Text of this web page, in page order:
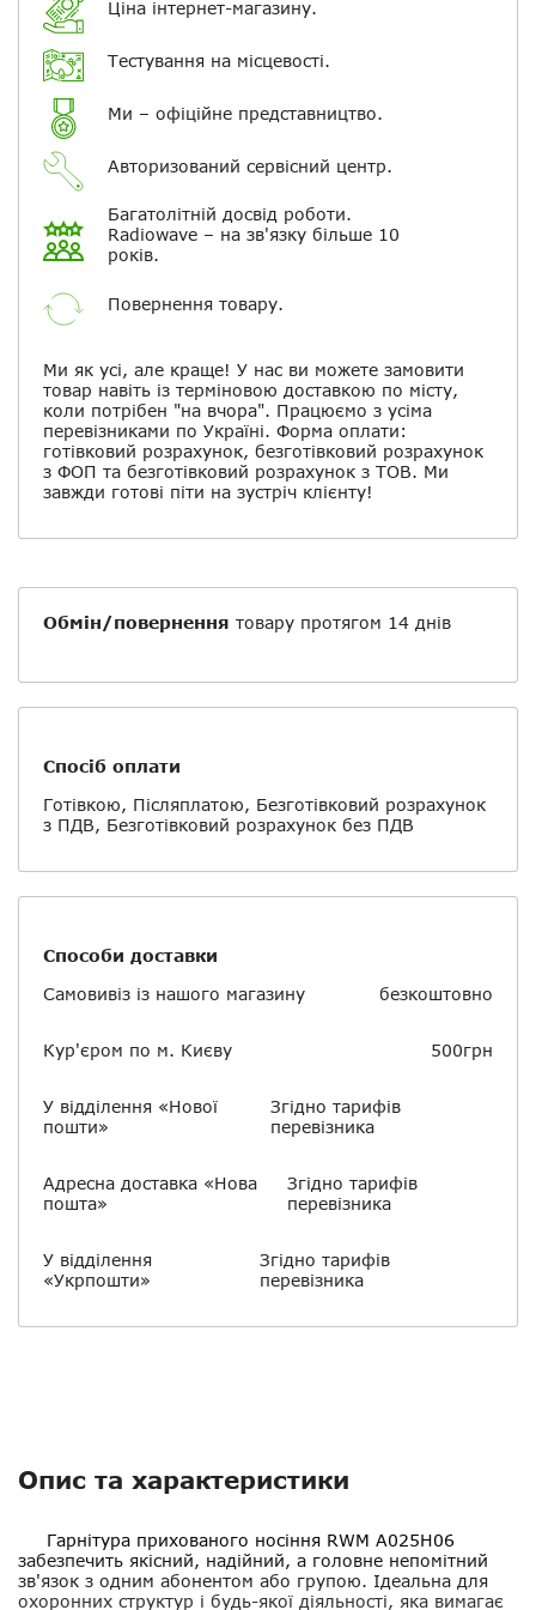
Ціна інтернет-магазину.
Тестування на місцевості.
Ми – офіційне представництво.
Авторизований сервісний центр.
Багатолітній досвід роботи.
Radiowave – на зв'язку більше 10
років.
Повернення товару.
Ми як усі, але краще! У нас ви можете замовити
товар навіть із терміновою доставкою по місту,
коли потрібен "на вчора". Працюємо з усіма
перевізниками по Україні. Форма оплати:
готівковий розрахунок, безготівковий розрахунок
з ФОП та безготівковий розрахунок з ТОВ. Ми
завжди готові піти на зустріч клієнту!
Обмін/повернення товару протягом 14 днів
Спосіб оплати
Готівкою, Післяплатою, Безготівковий розрахунок
з ПДВ, Безготівковий розрахунок без ПДВ
Способи доставки
Самовивіз із нашого магазину
безкоштовно
Кур'єром по м. Києву 500грн
У відділення «Нової
пошти»
Згідно тарифів
перевізника
Адресна доставка «Нова
пошта»
Згідно тарифів
перевізника
У відділення
«Укрпошти»
Згідно тарифів
перевізника
Опис та характеристики
Гарнітура прихованого носіння RWM A025H06
забезпечить якісний, надійний, а головне непомітний
зв'язок з одним абонентом або групою. Ідеальна для
охоронних структур і будь-якої діяльності, яка вимагає
Електронна пошта
електронній пошті
Скасувати Залишити відгук